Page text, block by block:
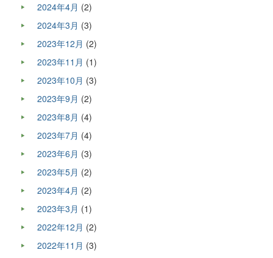
2024年4月 (2)
2024年3月 (3)
2023年12月 (2)
2023年11月 (1)
2023年10月 (3)
2023年9月 (2)
2023年8月 (4)
2023年7月 (4)
2023年6月 (3)
2023年5月 (2)
2023年4月 (2)
2023年3月 (1)
2022年12月 (2)
2022年11月 (3)